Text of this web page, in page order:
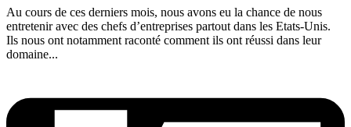
Au cours de ces derniers mois, nous avons eu la chance de nous
entretenir avec des chefs d’entreprises partout dans les Etats-Unis.
Ils nous ont notamment raconté comment ils ont réussi dans leur
domaine...